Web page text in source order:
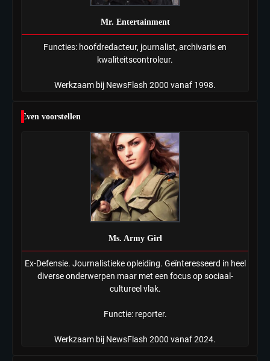
Mr. Entertainment
Functies: hoofdredacteur, journalist, archivaris en
kwaliteitscontroleur.
Werkzaam bij NewsFlash 2000 vanaf 1998.
Even voorstellen
Ms. Army Girl
Ex-Defensie. Journalistieke opleiding. Geïnteresseerd in heel
diverse onderwerpen maar met een focus op sociaal-
cultureel vlak.
Functie: reporter.
Werkzaam bij NewsFlash 2000 vanaf 2024.